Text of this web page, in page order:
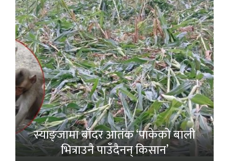
स्याङ्जामा बाँदर आतंक ‘पाकेको बाली
भित्राउनै पाउँदैनन् किसान’